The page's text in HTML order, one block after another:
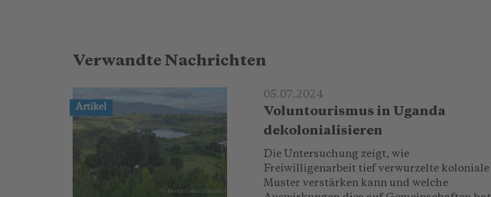
Verwandte Nachrichten
Artikel
© Berta Costa Sánchez
05.07.2024
Voluntourismus in Uganda
dekolonialisieren
Die Untersuchung zeigt, wie
Freiwilligenarbeit tief verwurzelte koloniale
Muster verstärken kann und welche